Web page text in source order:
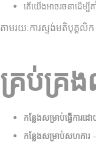
តើ​យើង​អាច​រចនា​ដើម្បី​គ
តាមរយៈការស្ទង់មតិបុគ្គលិក
គ្រប់គ្រ
កន្លែងសម្រាប់​ធ្វើការដ
កន្លែងសម្រាប់សហការ